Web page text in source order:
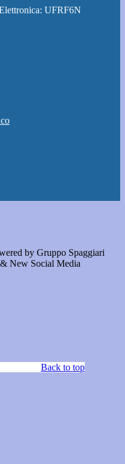
UFRF6N
by Gruppo Spaggiari
New Social Media
Back to top